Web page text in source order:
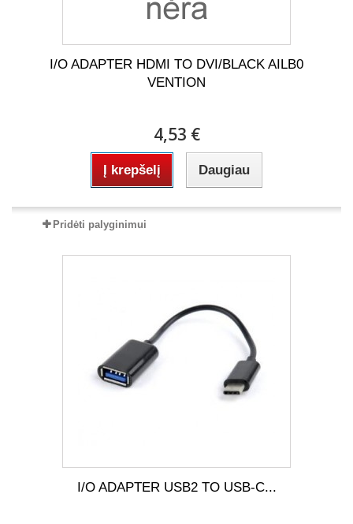
I/O ADAPTER HDMI TO DVI/BLACK AILB0
VENTION
4,53 €
Į krepšelį Daugiau
Pridėti palyginimui
I/O ADAPTER USB2 TO USB-C...